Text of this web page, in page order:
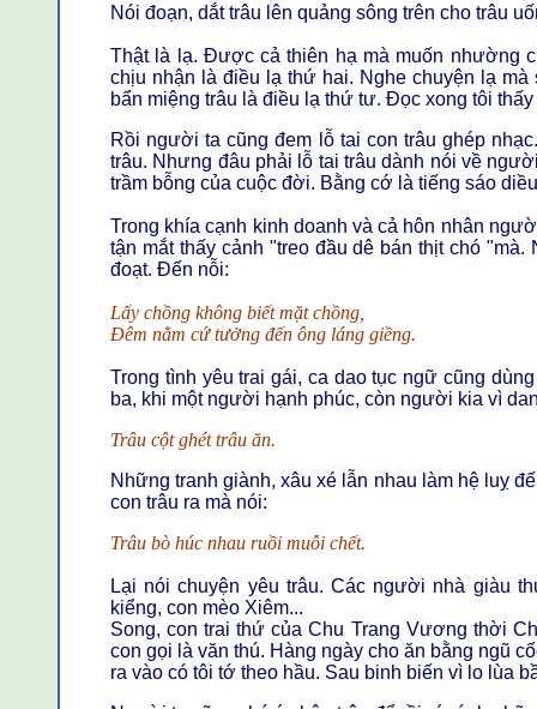
Nói đoạn, dắt trâu lên quảng sông trên cho trâu
Thật là lạ. Được cả thiên hạ mà muốn nhường
chịu nhận là điều lạ thứ hai. Nghe chuyện lạ
bẩn miệng trâu là điều lạ thứ tư. Đọc xong tôi
Rồi người ta cũng đem lỗ tai con trâu ghép
trâu. Nhưng đâu phải lỗ tai trâu dành nói về
trầm bỗng của cuộc đời. Bằng cớ là tiếng sáo
Trong khía cạnh kinh doanh và cả hôn nhân
tận mắt thấy cảnh "treo đầu dê bán thịt chó
đoạt. Đến nỗi:
Lấy chồng không biết mặt chồng,
Đêm nằm cứ tưởng đến ông láng giềng.
Trong tình yêu trai gái, ca dao tục ngữ cũng
ba, khi một người hạnh phúc, còn người kia vì
Trâu cột ghét trâu ăn.
Những tranh giành, xâu xé lẫn nhau làm hệ luỵ
con trâu ra mà nói:
Trâu bò húc nhau ruồi muỗi chết.
Lại nói chuyện yêu trâu. Các người nhà giàu
kiểng, con mèo Xiêm...
Song, con trai thứ của Chu Trang Vương thời
con gọi là văn thú. Hàng ngày cho ăn bằng ngũ
ra vào có tôi tớ theo hầu. Sau binh biến vì lo lùa